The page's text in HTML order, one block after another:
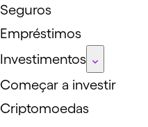
Seguros
Empréstimos
Investimentos
Começar a investir
Criptomoedas